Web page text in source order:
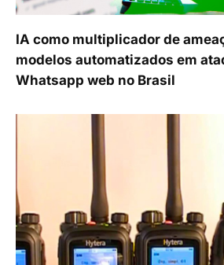
IA como multiplicador de
modelos automatizados em
Whatsapp web no Brasil